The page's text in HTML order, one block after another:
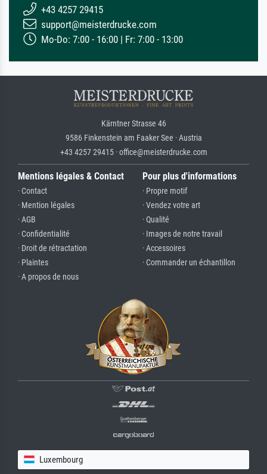
+43 4257 29415
support@meisterdrucke.com
Mo-Do: 7:00 - 16:00 | Fr: 7:00 - 13:00
Kärntner Strasse 46
9586 Finkenstein am Faaker See · Austria
+43 4257 29415 · office@meisterdrucke.com
Mentions légales & Contact
· Contact
· Mention légales
· AGB
· Confidentialité
· Droit de rétractation
· Plaintes
· A propos de nous
Pour plus d'informations
· Propre motif
· Vendez votre art
· Qualité
· Images de notre travail
· Accessoires
· Commander un échantillon
Luxembourg